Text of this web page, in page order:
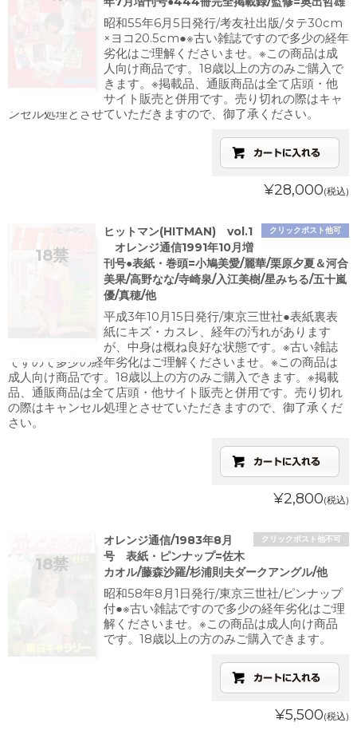
昭和55年6月5日発行/考友社出版/タテ30cm
×ヨコ20.5cm●※古い雑誌ですので多少の経年
劣化はご理解くださいませ。※この商品は成
人向け商品です。18歳以上の方のみご購入で
きます。※掲載品、通販商品は全て店頭・他
サイト販売と併用です。売り切れの際はキャ
ンセル処理とさせていただきますので、御了承ください。
¥28,000(税込)
クリックポスト他可
ヒットマン(HITMAN) vol.1
オレンジ通信1991年10月増
刊号●表紙・巻頭=小鳩美愛/麗華/栗原夕夏＆河合
美果/高野なな/寺崎泉/入江美樹/星みちる/五十嵐
優/真穂/他
平成3年10月15日発行/東京三世社●表紙裏表
紙にキズ・カスレ、経年の汚れがあります
が、中身は概ね良好な状態です。※古い雑誌
ですので多少の経年劣化はご理解くださいませ。※この商品は
成人向け商品です。18歳以上の方のみご購入できます。※掲載
品、通販商品は全て店頭・他サイト販売と併用です。売り切れ
の際はキャンセル処理とさせていただきますので、御了承くだ
さい。
¥2,800(税込)
クリックポスト他不可
オレンジ通信/1983年8月
号 表紙・ピンナップ=佐木
カオル/藤森沙羅/杉浦則夫ダークアングル/他
昭和58年8月1日発行/東京三世社/ピンナップ
付●※古い雑誌ですので多少の経年劣化はご理
解くださいませ。※この商品は成人向け商品
です。18歳以上の方のみご購入できます。
¥5,500(税込)